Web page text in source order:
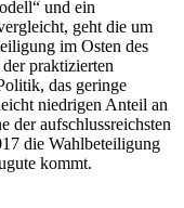
und ein
geht die um
im Osten des
praktizierten
das geringe
niedrigen Anteil an
der aufschlussreichsten
die Wahlbeteiligung
kommt.